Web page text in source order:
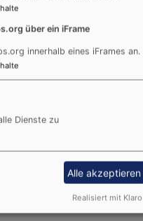
entspannte
über ein iFrame
innerhalb eines iFrames an.
Dienste zu
Alle akzeptieren
Realisiert mit